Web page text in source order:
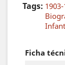
Tags:
Ficha